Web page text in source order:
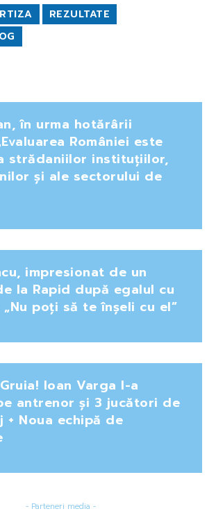
REZULTATE
în urma hotărârii
României este
strădaniilor instituțiilor,
și ale sectorului de
impresionat de un
la Rapid după egalul cu
„Nu poți să te înșeli cu el”
Ioan Varga l-a
antrenor și 3 jucători de
+ Noua echipă de
- Parteneri media -